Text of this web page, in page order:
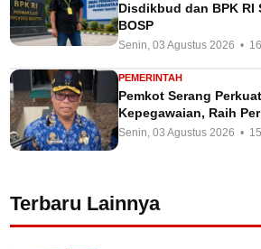
Disdikbud dan BPK RI
BOSP
Senin, 03 Agustus 2026 •
PEMERINTAH
Pemkot Serang
Kepegawaian, Raih
Senin, 03 Agustus 2026 •
Terbaru Lainnya